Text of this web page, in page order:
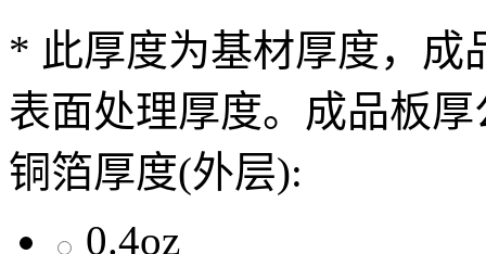
* 此厚度为基材厚度，成
表面处理厚度。成品板
铜箔厚度(外层):
0.4oz